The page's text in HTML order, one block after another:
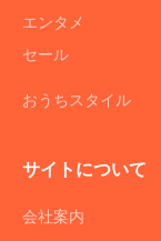
エンタメ
セール
おうちスタイル
サイトについて
会社案内